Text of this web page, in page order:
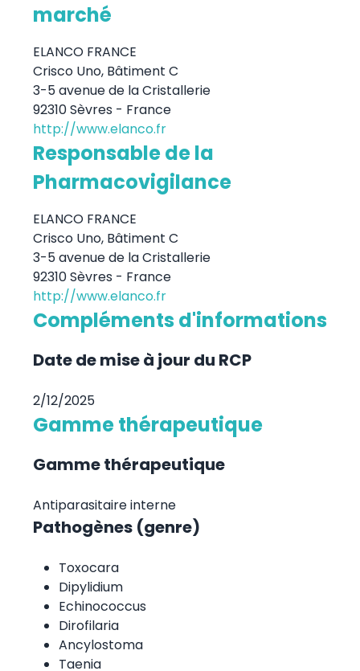
marché
ELANCO FRANCE
Crisco Uno, Bâtiment C
3-5 avenue de la Cristallerie
92310 Sèvres - France
http://www.elanco.fr
Responsable de la
Pharmacovigilance
ELANCO FRANCE
Crisco Uno, Bâtiment C
3-5 avenue de la Cristallerie
92310 Sèvres - France
http://www.elanco.fr
Compléments d'informations
Date de mise à jour du RCP
2/12/2025
Gamme thérapeutique
Gamme thérapeutique
Antiparasitaire interne
Pathogènes (genre)
Toxocara
Dipylidium
Echinococcus
Dirofilaria
Ancylostoma
Taenia